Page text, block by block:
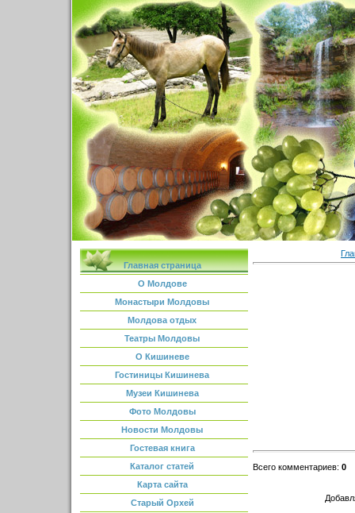
Главная страница
О Молдове
Монастыри Молдовы
Молдова отдых
Театры Молдовы
О Кишиневе
Гостиницы Кишинева
Музеи Кишинева
Фото Молдовы
Новости Молдовы
Гостевая книга
Каталог статей
Карта сайта
Старый Орхей
Всего комментариев: 0